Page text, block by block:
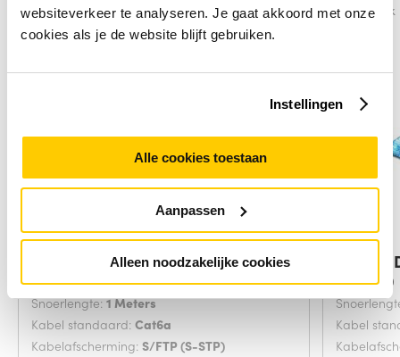
websiteverkeer te analyseren. Je gaat akkoord met onze
cookies als je de website blijft gebruiken.
Instellingen
Alle cookies toestaan
Aanpassen
Alleen noodzakelijke cookies
Vergelijk
ACT Paarse 1,00 meter SFTP CAT6A
Snoerlengte:1 Meters
Kabel standaard: Cat6a
Kabelafscherming: S/FTP (S-STP)
Vergelijk
Grijs 20
Kabel